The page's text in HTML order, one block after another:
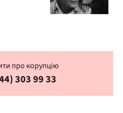
про корупцію
303 99 33